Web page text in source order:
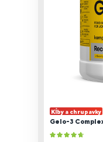
Kĺby a chrupavky
Gelo-3